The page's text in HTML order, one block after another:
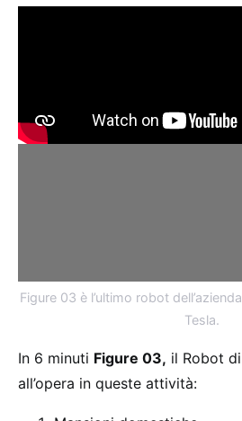
Figure 03 è l’ultimo robot dell’azienda
Tesla.
In 6 minuti Figure 03, il Robot di
all’opera in queste attività: